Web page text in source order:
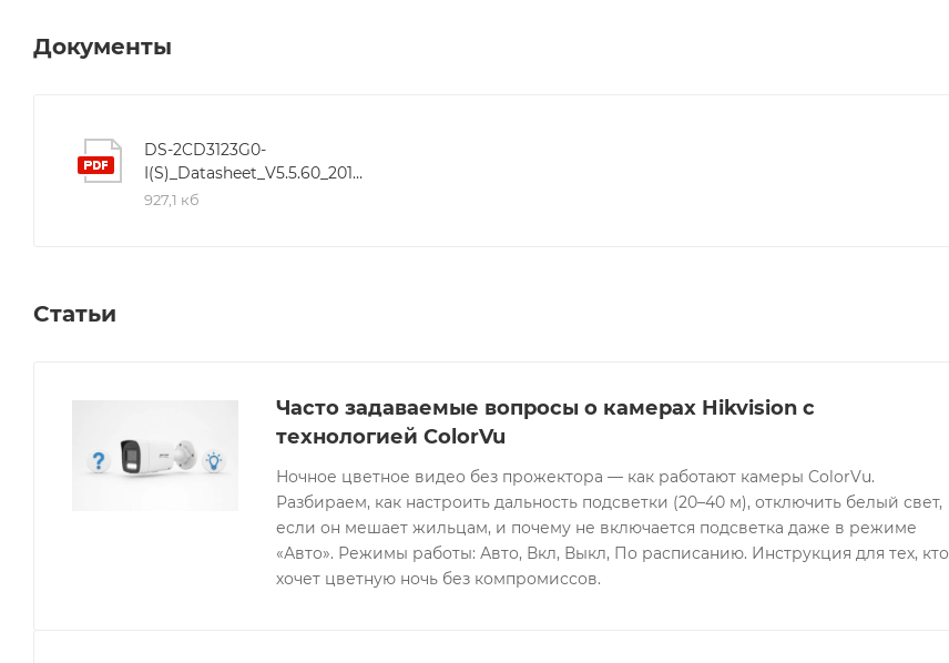
Документы
DS-2CD3123G0-
I(S)_Datasheet_V5.5.60_20180820
927,1 кб
Статьи
Часто задаваемые вопросы о камерах Hikvision с
технологией ColorVu
Ночное цветное видео без прожектора — как работают камеры ColorVu.
Разбираем, как настроить дальность подсветки (20–40 м), отключить белый свет,
если он мешает жильцам, и почему не включается подсветка даже в режиме
«Авто». Режимы работы: Авто, Вкл, Выкл, По расписанию. Инструкция для тех, кто
хочет цветную ночь без компромиссов.